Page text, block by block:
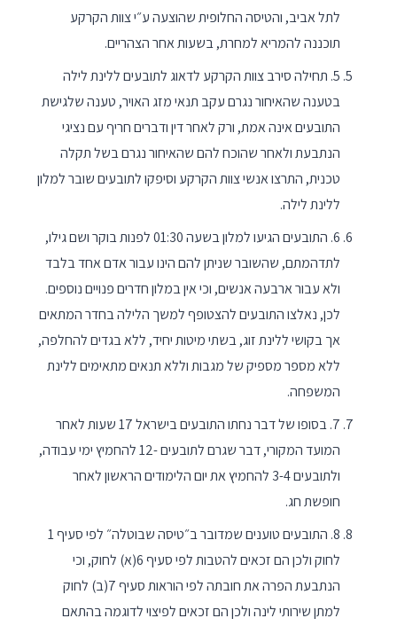
לתל אביב, והטיסה החלופית שהוצעה ע״י צוות הקרקע
תוכננה להמריא למחרת, בשעות אחר הצהריים.
5. תחילה סירב צוות הקרקע לדאוג לתובעים ללינת לילה
בטענה שהאיחור נגרם עקב תנאי מזג האויר, טענה שלגישת
התובעים אינה אמת, ורק לאחר דין ודברים חריף עם נציגי
הנתבעת ולאחר שהוכח להם שהאיחור נגרם בשל תקלה
טכנית, התרצו אנשי צוות הקרקע וסיפקו לתובעים שובר למלון
ללינת לילה.
6. התובעים הגיעו למלון בשעה 01:30 לפנות בוקר ושם גילו,
לתדהמתם, שהשובר שניתן להם הינו עבור אדם אחד בלבד
ולא עבור ארבעה אנשים, וכי אין במלון חדרים פנויים נוספים.
לכן, נאלצו התובעים להצטופף למשך הלילה בחדר המתאים
אך בקושי ללינת זוג, בשתי מיטות יחיד, ללא בגדים להחלפה,
ללא מספר מספיק של מגבות וללא תנאים מתאימים ללינת
המשפחה.
7. בסופו של דבר נחתו התובעים בישראל 17 שעות לאחר
המועד המקורי, דבר שגרם לתובעים -12 להחמיץ ימי עבודה,
ולתובעים 3-4 להחמיץ את יום הלימודים הראשון לאחר
חופשת חג.
8. התובעים טוענים שמדובר ב״טיסה שבוטלה״ לפי סעיף 1
לחוק ולכן הם זכאים להטבות לפי סעיף 6(א) לחוק, וכי
הנתבעת הפרה את חובתה לפי הוראות סעיף 7(ב) לחוק
למתן שירותי לינה ולכן הם זכאים לפיצוי לדוגמה בהתאם